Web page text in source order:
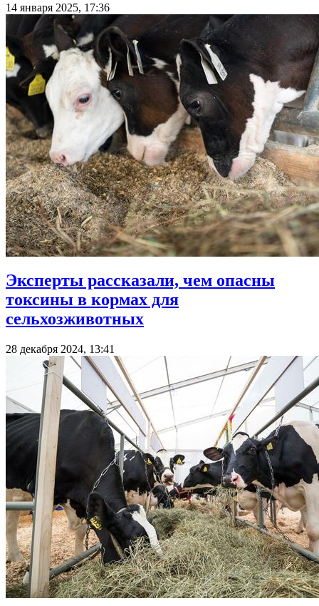
14 января 2025, 17:36
Эксперты рассказали, чем опасны
токсины в кормах для
сельхозживотных
28 декабря 2024, 13:41